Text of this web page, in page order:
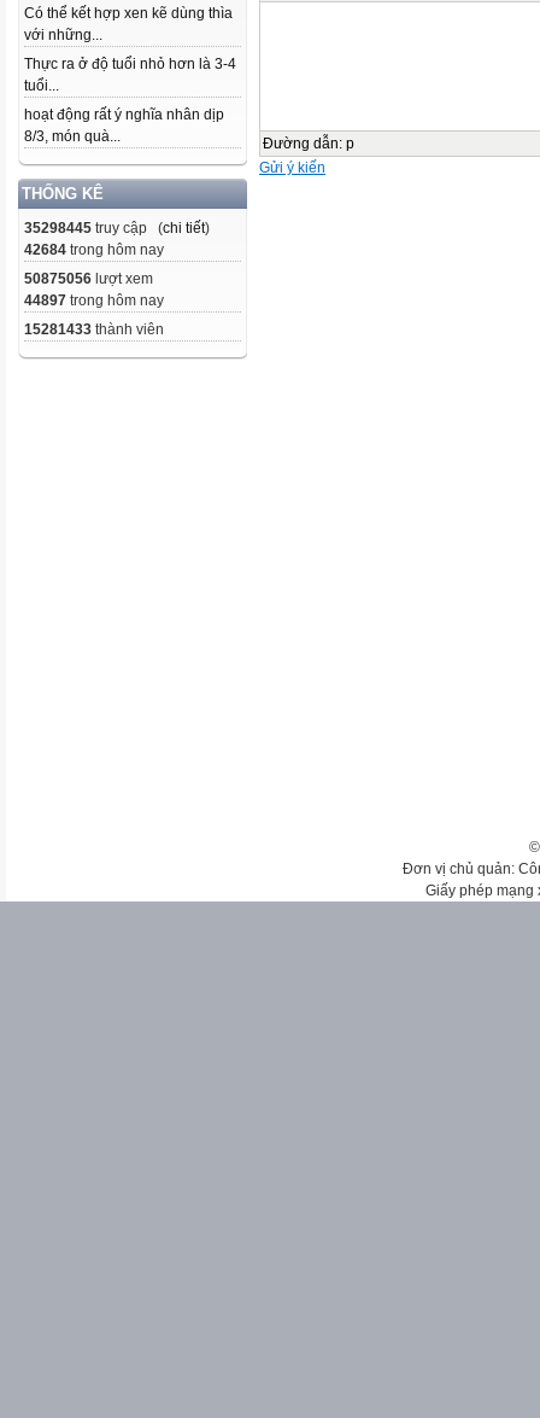
Có thể kết hợp xen kẽ dùng thìa
với những...
Thực ra ở độ tuổi nhỏ hơn là 3-4
tuổi...
hoạt động rất ý nghĩa nhân dịp
8/3, món quà...
THỐNG KÊ
35298445 truy cập (chi tiết)
42684 trong hôm nay
50875056 lượt xem
44897 trong hôm nay
15281433 thành viên
Đường dẫn: p
Gửi ý kiến
Đơn vị chủ quản:
Giấy phép mạng